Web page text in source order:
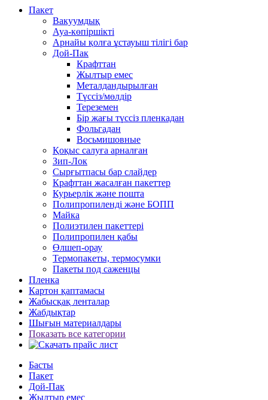
Пакет
Вакуумдық
Ауа-көпіршікті
Арнайы қолға ұстауыш тілігі бар
Дой-Пак
Крафттан
Жылтыр емес
Металдандырылған
Түссіз/мөлдір
Тереземен
Бір жағы түссіз пленкадан
Фольгадан
Восьмишовные
Қоқыс салуға арналған
Зип-Лок
Сырғытпасы бар слайдер
Крафттан жасалған пакеттер
Курьерлік және пошта
Полипропиленді және БОПП
Майка
Полиэтилен пакеттері
Полипропилен қабы
Өлшеп-орау
Термопакеты, термосумки
Пакеты под саженцы
Пленка
Картон қаптамасы
Жабысқақ ленталар
Жабдықтар
Шығын материалдары
Показать все категории
Басты
Пакет
Дой-Пак
Жылтыр емес